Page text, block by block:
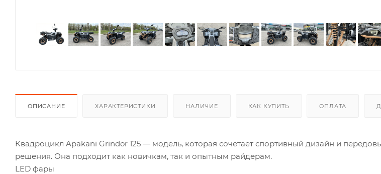
ОПИСАНИЕ ХАРАКТЕРИСТИКИ НАЛИЧИЕ КАК КУПИТЬ ОПЛАТА
Квадроцикл Apakani Grindor 125 — модель, которая сочетает спортивный дизайн и
решения. Она подходит как новичкам, так и опытным райдерам.
LED фары